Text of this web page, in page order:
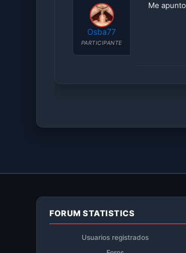
Osba77
PARTICIPANTE
Me apunto
FORUM STATISTICS
Usuarios registrados